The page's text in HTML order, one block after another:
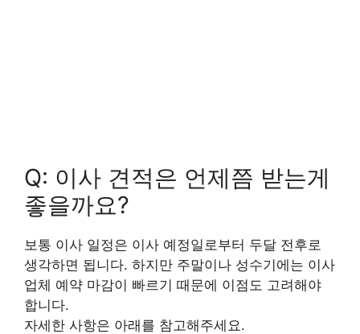
Q: 이사 견적은 언제쯤 받는게
좋을까요?
보통 이사 일정은 이사 예정일로부터 두달 전후로
생각하면 됩니다. 하지만 주말이나 성수기에는 이사
업체 예약 마감이 빠르기 때문에 이점도 고려해야
합니다.
자세한 사항은 아래를 참고해주세요.